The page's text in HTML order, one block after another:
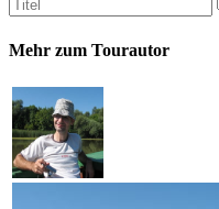
Mehr zum Tourautor